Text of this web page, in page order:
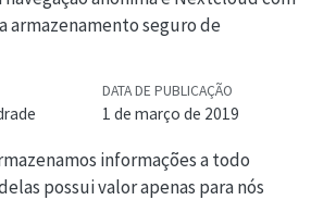
armazenamento seguro de
DATA DE PUBLICAÇÃO
1 de março de 2019
informações a todo
possui valor apenas para nós